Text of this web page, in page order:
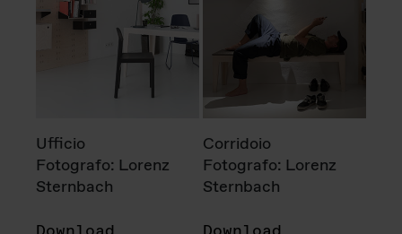
Ufficio
Fotografo: Lorenz
Sternbach
Corridoio
Fotografo: Lorenz
Sternbach